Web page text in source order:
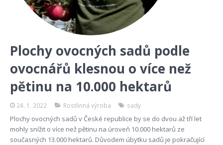
Plochy ovocných sadů podle
ovocnářů klesnou o více než
pětinu na 10.000 hektarů
24. 1. 2022 Rostlinná výroba sady
Plochy ovocných sadů v České republice by se do dvou až tří let
mohly snížit o více než pětinu na úroveň 10.000 hektarů ze
současných 13.000 hektarů. Důvodem úbytku sadů je pokračující